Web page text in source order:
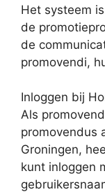
Het systeem
de
de
promovendi,
Inloggen bij
Als
promovendus
Groningen,
kunt inloggen